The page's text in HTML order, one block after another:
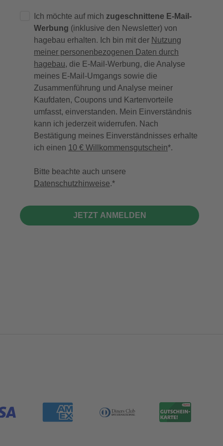
Ich möchte auf mich zugeschnittene E-Mail-
Werbung (inklusive den Newsletter) von
hagebau erhalten. Ich bin mit der Nutzung
meiner personenbezogenen Daten durch
hagebau, die E-Mail-Werbung, die Analyse
meines E-Mail-Umgangs sowie die
Zusammenführung und Analyse meiner
Kaufdaten, Coupons und Kartenvorteile
umfasst, einverstanden. Mein Einverständnis
kann ich jederzeit widerrufen. Nach
Bestätigung meines Einverständnisses erhalte
ich einen 10 € Willkommensgutschein*.
Bitte beachte auch unsere
Datenschutzhinweise.
JETZT ANMELDEN